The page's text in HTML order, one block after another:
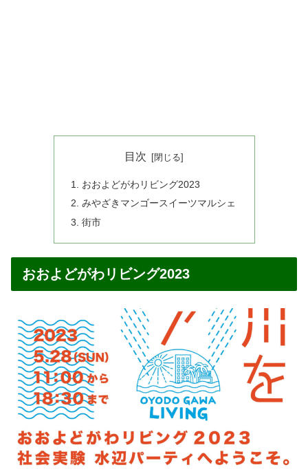
目次
おおよどがわリビング2023
みやざきマンゴースイーツマルシェ
街市
おおよどがわリビング2023